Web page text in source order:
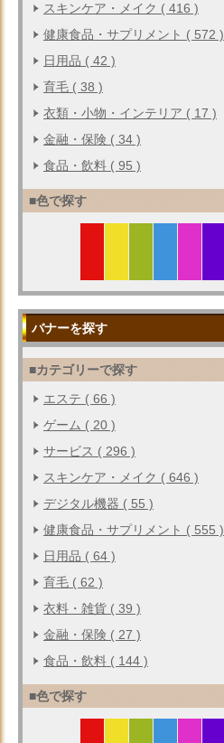
スキンケア・メイク ( 416 )
健康食品・サプリメント ( 572 )
日用品 ( 42 )
育毛 ( 38 )
衣類・小物・インテリア ( 17 )
金融・保険 ( 34 )
食品・飲料 ( 95 )
■色で探す
バナーを探す
■カテゴリーで探す
エステ ( 66 )
ゲーム ( 20 )
サービス ( 296 )
スキンケア・メイク ( 646 )
デジタル機器 ( 55 )
健康食品・サプリメント ( 555 )
日用品 ( 64 )
育毛 ( 62 )
衣料・雑貨 ( 39 )
金融・保険 ( 27 )
食品・飲料 ( 144 )
■色で探す